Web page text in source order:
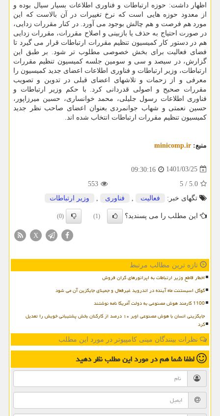
اظهار داشت: حوزه ارتباطات و فناوری اطلاعات بسیار سیال بوده و
از معدود حوزه هایی است که نرخ تغییرات در آن بالاست که این
مورد هم فرصت و هم چالش بوجود می آورد. در کنار مقررات زدایی،
در صورت احتیاج به حذف یا بازبینی و اصلاح مقررات، مقررات زدایی
هم در دستور کار کمیسیون تنظیم مقررات ارتباطات قرار می گیرد تا
فضای فعالیت برای بخش خصوصی مطلوب تر شود. بر طبق این
گزارش، در سیصد و سی و سومین جلسه کمیسیون تنظیم مقررات
ارتباطات، وزیر ارتباطات و فناوری اطلاعات اعضای جدید کمیسیون را
معرفی و از زحمات و تلاشهای اعضای قبلی در تدوین و تصویب
مقررات صحیح و اصولی قدردانی کرد. با حکم وزیر ارتباطات و
فناوری اطلاعات رسول جلیلی، محمد خوانساری، حسین میرزاپور،
حسین نعمتی و شهاب جوانمردی بعنوان اعضای صاحب نظر جدید
کمیسیون تنظیم مقررات ارتباطات انتخاب شده اند.
منبع: minicomp.ir
1401/03/25
09:30:16
5.0
/
5
553
تگهای خبر:
فعالیت فناوری وزیر ارتباطات
این مطلب را می پسندید؟ (1)
(0)
X
تازه ترین مطالب مرتبط
اخطار قاطع وزیر ارتباطات به اپراتورهای گران فروش
گوگل اسیستنت ماه آینده در اندروید غیرفعال و جمینای جایگزین آن می شود
1100 کارمند هوش مصنوعی به دولت آمریکا نامه نوشتند
جایگزینی انسان با هوش مصنوعی اوبر ۱۰ درصد از کارکنان بخش پشتیبانی خویش را تعدیل
کرد
نظرات بینندگان مینی کامپیوتر در مورد این مطلب
لطفا شما همدر مورد این مطلبنظر دهید